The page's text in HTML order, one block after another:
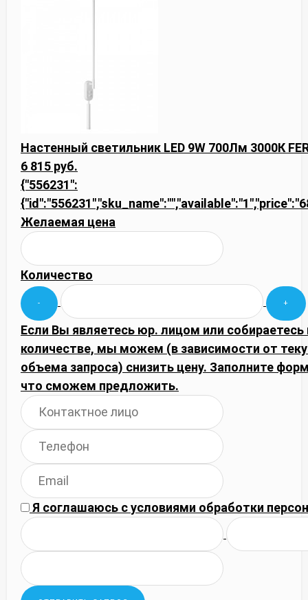
Настенный светильник LED 9W 700Лм 3000К
6 815 руб.
{"556231":
Желаемая цена
Количество
Если Вы являетесь юр. лицом или
количестве, мы можем (в зависимости от
объема запроса) снизить цену. Заполните
что сможем предложить.
Я соглашаюсь сусловиями обработки